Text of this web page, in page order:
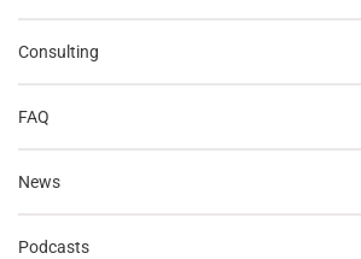
Consulting
FAQ
News
Podcasts